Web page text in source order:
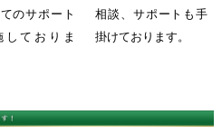
のサポート
しておりま
相談、サポートも手
掛けております。